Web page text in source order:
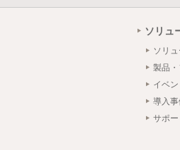
ソリュ
ソリ
製品・
イベ
導入事
サポー